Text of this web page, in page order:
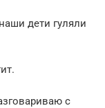
дети гуляли
с